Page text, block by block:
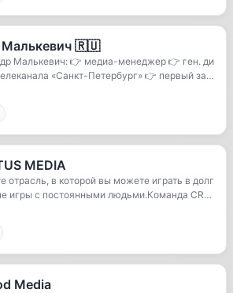
Малькевич 🇷🇺
Малькевич: 👉 медиа-менеджер 👉 ген. ди
«Санкт-Петербург» 👉 первый зам
MEDIA
отрасль, в которой вы можете играть в долг
игры с постоянными людьми.Команда CR
Media